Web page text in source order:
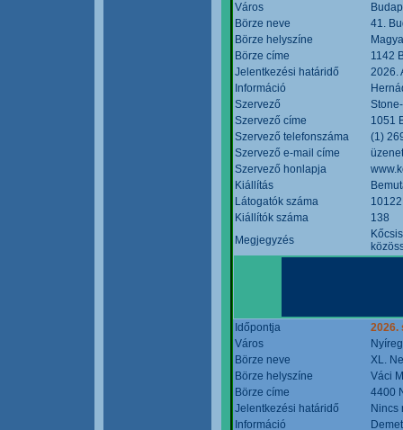
Város
Börze neve
41.
Börze helyszíne
Börze címe
1142
Jelentkezési határidő
2026.
Információ
Szervező
Szervező címe
1051
Szervező telefonszáma
(1)
Szervező e-mail címe
Szervező honlapja
Kiállítás
Látogatók száma
10122
Kiállítók száma
138
Megjegyzés
Időpontja
2026.
Város
Börze neve
XL.
Börze helyszíne
Váci
Börze címe
4400
Jelentkezési határidő
Nincs
Információ